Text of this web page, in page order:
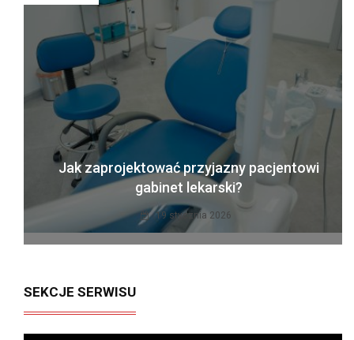
Jak zaprojektować przyjazny pacjentowi
gabinet lekarski?
19 stycznia 2026
SEKCJE SERWISU